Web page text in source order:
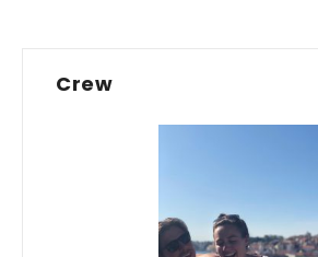
Crew